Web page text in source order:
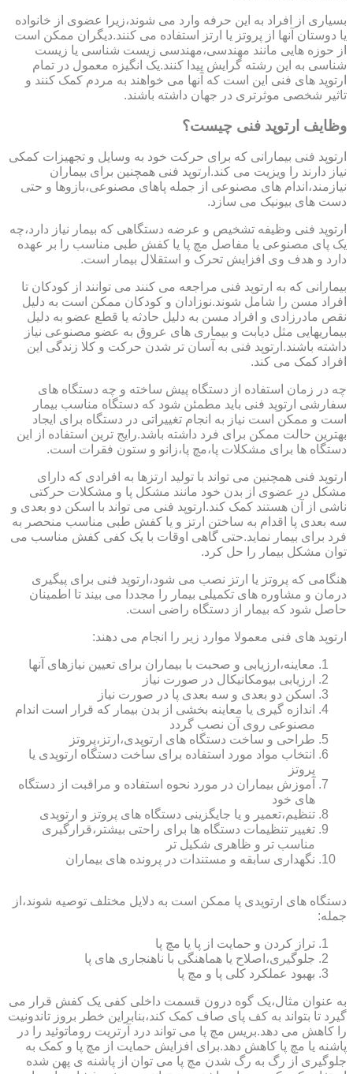
بسیاری از افراد به این حرفه وارد می شوند،زیرا عضوی از خانواده
یا دوستان آنها از پروتز یا ارتز استفاده می کنند.دیگران ممکن است
از حوزه هایی مانند مهندسی،مهندسی زیست شناسی یا زیست
شناسی به این رشته گرایش پیدا کنند.یک انگیزه معمول در تمام
ارتوپد های فنی این است که آنها می خواهند به مردم کمک کنند و
تاثیر شخصی موثرتری در جهان داشته باشند.
وظایف ارتوپد فنی چیست؟
ارتوپد فنی بیمارانی که برای حرکت خود به وسایل و تجهیزات کمکی
نیاز دارند را ویزیت می کند.ارتوپد فنی همچنین برای بیماران
نیازمند،اندام های مصنوعی از جمله پاهای مصنوعی،بازوها و حتی
دست های بیونیک می سازد.
ارتوپد فنی وظیفه تشخیص و عرضه دستگاهی که بیمار نیاز دارد،چه
یک پای مصنوعی یا مفاصل مچ پا یا کفش طبی مناسب را بر عهده
دارد و هدف وی افزایش تحرک و استقلال بیمار است.
بیمارانی که به ارتوپد فنی مراجعه می کنند می توانند از کودکان تا
افراد مسن را شامل شوند.نوزادان و کودکان ممکن است به دلیل
نقص مادرزادی و افراد مسن به دلیل حادثه یا قطع عضو به دلیل
بیماریهایی مثل دیابت و بیماری های عروق به عضو مصنوعی نیاز
داشته باشند.ارتوپد فنی به آسان تر شدن حرکت و کلا زندگی این
افراد کمک می کند.
چه در زمان استفاده از دستگاه پیش ساخته و چه دستگاه های
سفارشی ارتوپد فنی باید مطمئن شود که دستگاه مناسب بیمار
است و ممکن است نیاز به انجام تغییراتی در دستگاه برای ایجاد
بهترین حالت ممکن برای فرد داشته باشد.رایج ترین استفاده از این
دستگاه ها برای مشکلات پا،مچ پا،زانو و ستون فقرات است.
ارتوپد فنی همچنین می تواند با تولید ارتزها به افرادی که دارای
مشکل در عضوی از بدن خود مانند مشکل پا و مشکلات حرکتی
ناشی از آن هستند کمک کند.ارتوپد فنی می تواند با اسکن دو بعدی و
سه بعدی پا اقدام به ساختن ارتز و یا کفش طبی مناسب منحصر به
فرد برای بیمار نماید.حتی گاهی اوقات با یک کفی کفش مناسب می
توان مشکل بیمار را حل کرد.
هنگامی که پروتز یا ارتز نصب می شود،ارتوپد فنی برای پیگیری
درمان و مشاوره های تکمیلی بیمار را مجددا می بیند تا اطمینان
حاصل شود که بیمار از دستگاه راضی است.
ارتوپد های فنی معمولا موارد زیر را انجام می دهند:
معاینه،ارزیابی و صحبت با بیماران برای تعیین نیازهای آنها
ارزیابی بیومکانیکال در صورت نیاز
اسکن دو بعدی و سه بعدی پا در صورت نیاز
اندازه گیری یا معاینه بخشی از بدن بیمار که قرار است اندام
مصنوعی روی آن نصب گردد
طراحی و ساخت دستگاه های ارتوپدی،ارتز،پروتز
انتخاب مواد مورد استفاده برای ساخت دستگاه ارتوپدی یا
پروتز
آموزش بیماران در مورد نحوه استفاده و مراقبت از دستگاه
های خود
تنظیم،تعمیر و یا جایگزینی دستگاه های پروتز و ارتوپدی
تغییر تنظیمات دستگاه ها برای راحتی بیشتر،قرارگیری
مناسب تر و ظاهری شکیل تر
نگهداری سابقه و مستندات در پرونده های بیماران
دستگاه های ارتوپدی پا ممکن است به دلایل مختلف توصیه شوند،از
جمله:
تراز کردن و حمایت از پا یا مچ پا
جلوگیری،اصلاح یا هماهنگی با ناهنجاری های پا
بهبود عملکرد کلی پا و مچ پا
به عنوان مثال،یک گوه درون قسمت داخلی کفی یک کفش قرار می
گیرد تا بتواند به کف پای صاف کمک کند،بنابراین خطر بروز تاندونیت
را کاهش می دهد.بریس مچ پا می تواند درد آرتریت روماتوئید را در
پاشنه یا مچ پا کاهش دهد.برای افزایش حمایت از مچ پا و کمک به
جلوگیری از رگ به رگ شدن مچ پا می توان از پاشنه ی پهن شده